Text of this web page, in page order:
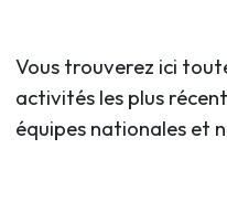
Vous trouverez ici
activités les plus
équipes nationales et